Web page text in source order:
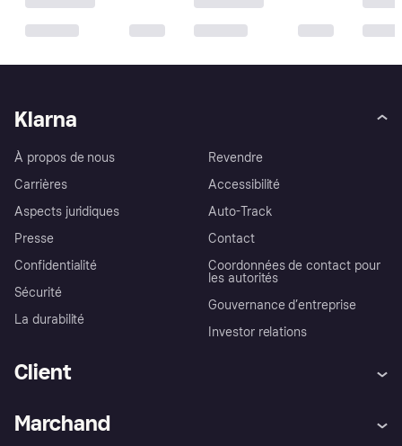
Klarna
À propos de nous
Carrières
Aspects juridiques
Presse
Confidentialité
Sécurité
La durabilité
Revendre
Accessibilité
Auto-Track
Contact
Coordonnées de contact pour
les autorités
Gouvernance d’entreprise
Investor relations
Client
Marchand